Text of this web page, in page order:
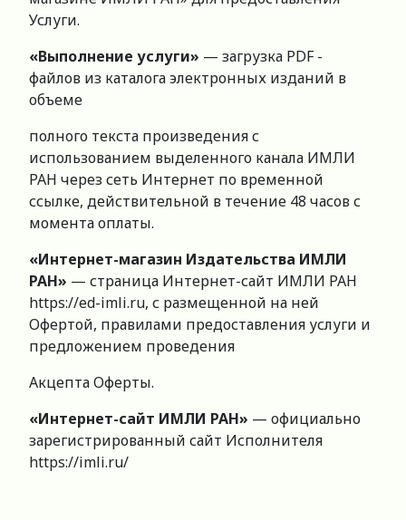
Услуги.
«Выполнение услуги» — загрузка PDF -
файлов из каталога электронных изданий в
объеме
полного текста произведения с
использованием выделенного канала ИМЛИ
РАН через сеть Интернет по временной
ссылке, действительной в течение 48 часов с
момента оплаты.
«Интернет-магазин Издательства ИМЛИ
РАН» — страница Интернет-сайт ИМЛИ РАН
https://ed-imli.ru, с размещенной на ней
Офертой, правилами предоставления услуги и
предложением проведения
Акцепта Оферты.
«Интернет-сайт ИМЛИ РАН» — официально
зарегистрированный сайт Исполнителя
https://imli.ru/